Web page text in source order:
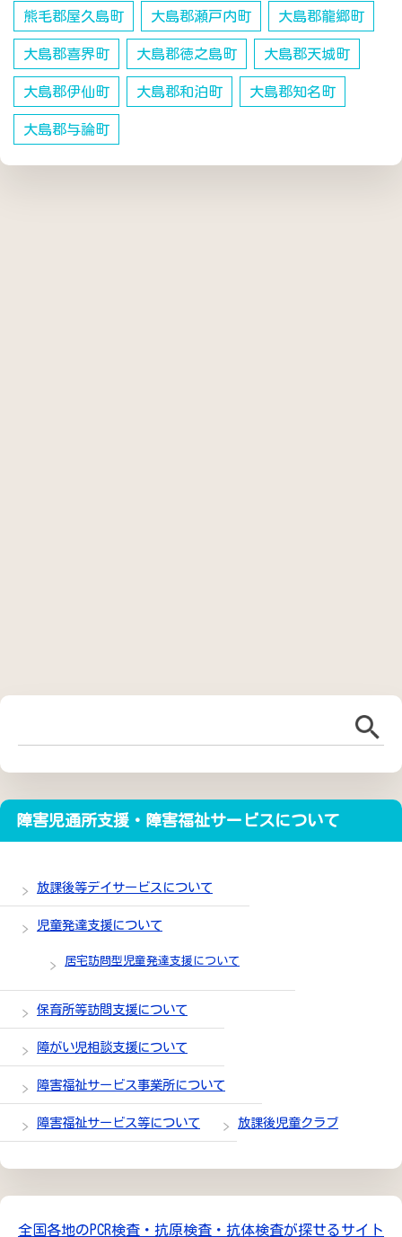
熊毛郡屋久島町 大島郡瀬戸内町 大島郡龍郷町
大島郡喜界町 大島郡徳之島町 大島郡天城町
大島郡伊仙町 大島郡和泊町 大島郡知名町
大島郡与論町
障害児通所支援・障害福祉サービスについて
放課後等デイサービスについて
児童発達支援について
居宅訪問型児童発達支援について
保育所等訪問支援について
障がい児相談支援について
障害福祉サービス事業所について
障害福祉サービス等について 放課後児童クラブ
全国各地のPCR検査・抗原検査・抗体検査が探せるサイト